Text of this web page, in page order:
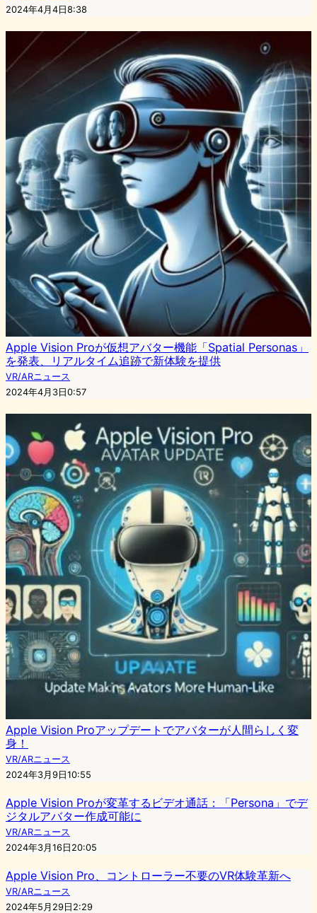
2024年4月4日8:38
Apple Vision Proが仮想アバター機能「Spatial Personas」
を発表、リアルタイム追跡で新体験を提供
VR/ARニュース
2024年4月3日0:57
Apple Vision Proアップデートでアバターが人間らしく変
身！
VR/ARニュース
2024年3月9日10:55
Apple Vision Proが変革するビデオ通話：「Persona」でデ
ジタルアバター作成可能に
VR/ARニュース
2024年3月16日20:05
Apple Vision Pro、コントローラー不要のVR体験革新へ
VR/ARニュース
2024年5月29日2:29